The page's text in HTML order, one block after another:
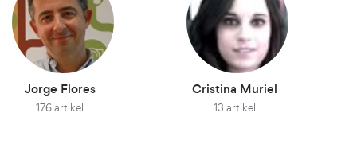
Jorge Flores
176 artikel
Cristina Muriel
13 artikel